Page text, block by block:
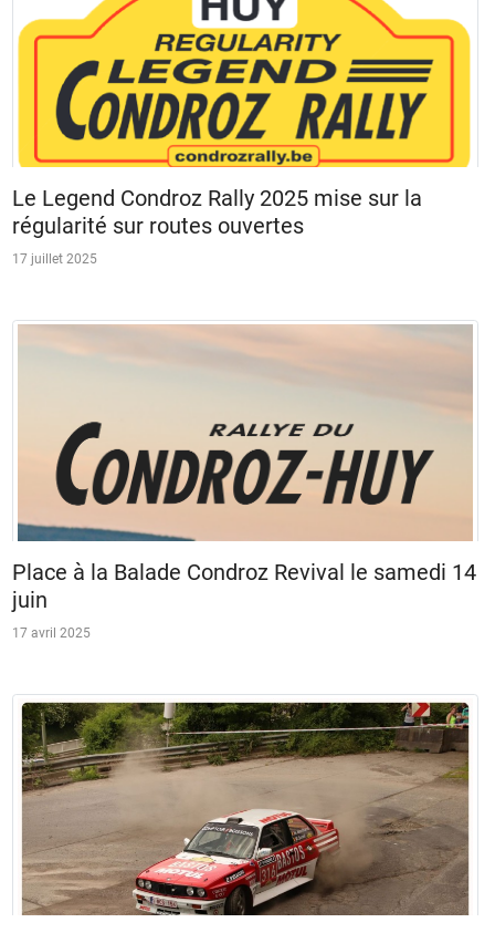
Le Legend Condroz Rally 2025 mise sur la
régularité sur routes ouvertes
17 juillet 2025
Place à la Balade Condroz Revival le samedi 14
juin
17 avril 2025